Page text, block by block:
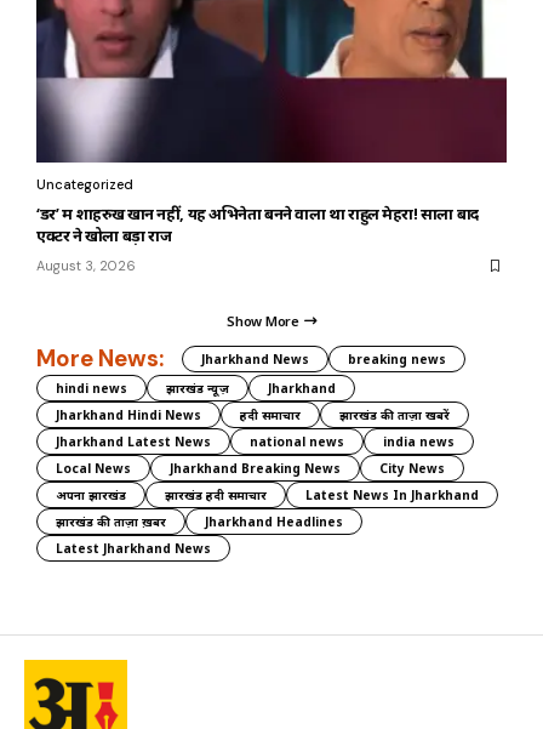
Uncategorized
‘डर’ में शाहरुख खान नहीं, यह अभिनेता बनने वाला था राहुल मेहरा! सालों बाद
एक्टर ने खोला बड़ा राज
August 3, 2026
Show More
More News: Jharkhand News
breaking news
hindi news
झारखंड न्यूज़
Jharkhand
Jharkhand Hindi News
हिंदी समाचार
झारखंड की ताज़ा खबरें
Jharkhand Latest News
national news
india news
Local News
Jharkhand Breaking News
City News
अपना झारखंड
झारखंड हिंदी समाचार
Latest News In Jharkhand
झारखंड की ताज़ा ख़बर
Jharkhand Headlines
Latest Jharkhand News